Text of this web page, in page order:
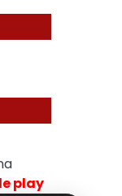
play